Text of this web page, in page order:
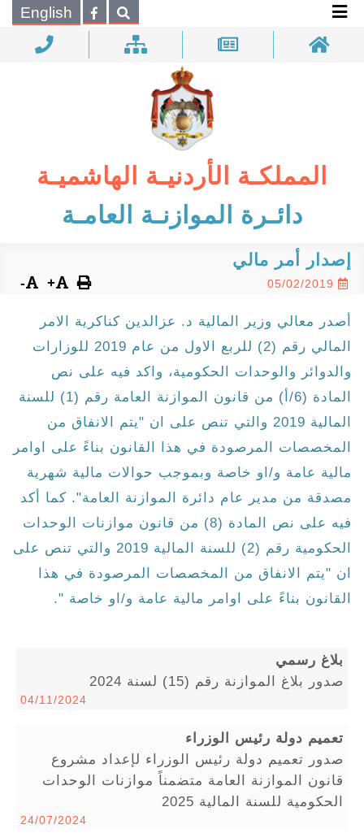
بحـث English
المملكـة الأردنيـة الهاشميـة
دائـرة الموازنـة العامـة
إصدار أمر مالي
05/02/2019
+
-
أصدر معالي وزير المالية د. عزالدين كناكرية الامر
المالي رقم (2) للربع الاول من عام 2019 للوزارات
والدوائر والوحدات الحكومية، واكد فيه على نص
المادة (6/أ) من قانون الموازنة العامة رقم (1) للسنة
المالية 2019 والتي تنص على ان "يتم الانفاق من
المخصصات المرصودة في هذا القانون بناءً على اوامر
مالية عامة و/او خاصة وبموجب حوالات مالية شهرية
مصدقة من مدير عام دائرة الموازنة العامة". كما أكد
فيه على نص المادة (8) من قانون موازنات الوحدات
الحكومية رقم (2) للسنة المالية 2019 والتي تنص على
ان "يتم الانفاق من المخصصات المرصودة في هذا
القانون بناءً على اوامر مالية عامة و/او خاصة ".
بلاغ رسمي
صدور بلاغ الموازنة رقم (15) لسنة 2024
04/11/2024
تعميم دولة رئيس الوزراء
صدور تعميم دولة رئيس الوزراء لإعداد مشروع
قانون الموازنة العامة متضمناً موازنات الوحدات
الحكومية للسنة المالية 2025
24/07/2024